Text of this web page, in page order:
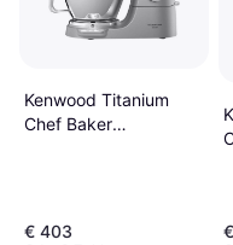
Kenwood Titanium
Chef Baker
€ 403